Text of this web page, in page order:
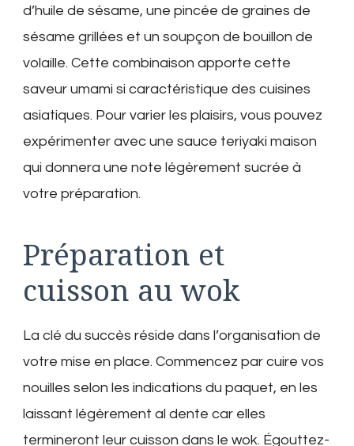
d’huile de sésame, une pincée de graines de
sésame grillées et un soupçon de bouillon de
volaille. Cette combinaison apporte cette
saveur umami si caractéristique des cuisines
asiatiques. Pour varier les plaisirs, vous pouvez
expérimenter avec une sauce teriyaki maison
qui donnera une note légèrement sucrée à
votre préparation.
Préparation et
cuisson au wok
La clé du succès réside dans l’organisation de
votre mise en place. Commencez par cuire vos
nouilles selon les indications du paquet, en les
laissant légèrement al dente car elles
termineront leur cuisson dans le wok. Égouttez-